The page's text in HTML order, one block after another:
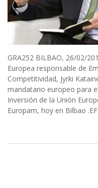
GRA252 BILBAO, 26/02/
Europea responsable de
Competitividad, Jyrki
mandatario europeo para
Inversión de la Unión
Europam, hoy en Bilbao